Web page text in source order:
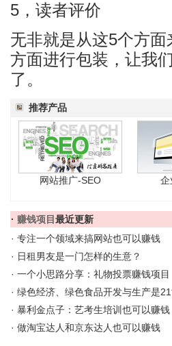
5，读者评价
无非就是从这5个方
方面进行包装，让我
了。
推荐产品
网站推广-SEO 企
· 赚钱项目 最近更新
· 专注一个领域来搞网站也可以赚钱
· 日租男友是一门怎样的生意？
· 一个小思路分享：礼物投票赚钱项目
· 绿色经济、绿色食品开发与生产是
· 暴利金点子：艺考生培训也可以赚钱
· 做淘宝达人和京东达人也可以赚钱